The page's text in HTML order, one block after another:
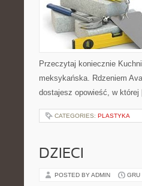
Przeczytaj koniecznie
meksykańska. Rdzeniem
dostajesz opowieść, w
CATEGORIES: PLASTYKA
DZIECI
POSTED BY ADMIN GRU